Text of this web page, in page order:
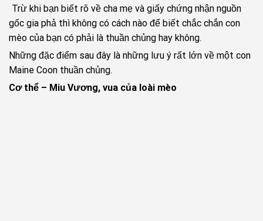
Trừ khi bạn biết rõ về cha mẹ và giấy chứng nhận nguồn
gốc gia phả thì không có cách nào để biết chắc chắn con
mèo của bạn có phải là thuần chủng hay không.
Những đặc điểm sau đây là những lưu ý rất lớn về một con
Maine Coon thuần chủng.
Cơ thể – Miu Vương, vua của loài mèo